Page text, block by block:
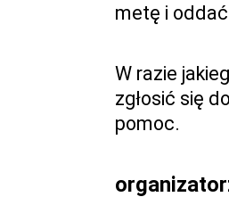
metę i
W razie
zgłosić się
pomoc.